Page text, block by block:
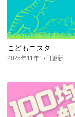
こどもニスタ
2025年11年17日更新